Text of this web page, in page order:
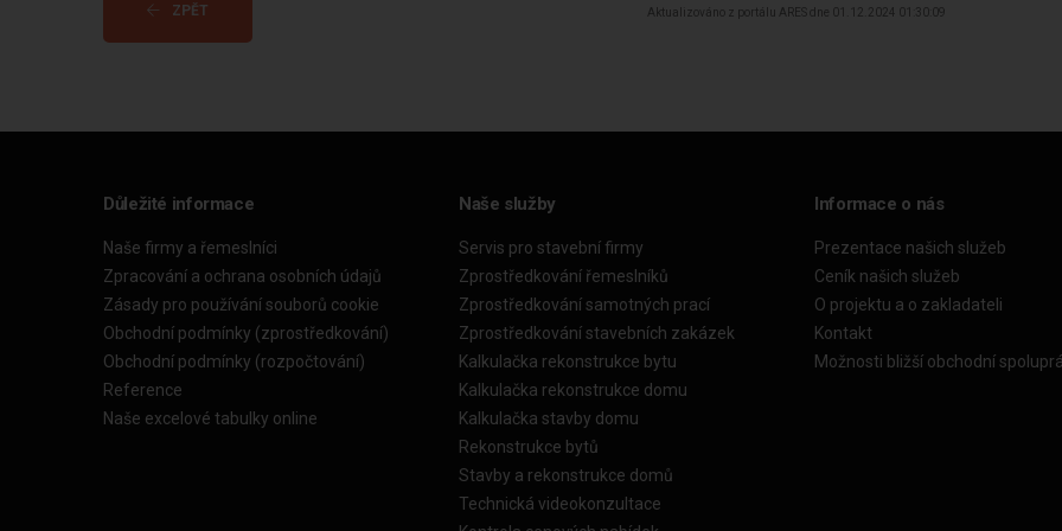
ZPĚT Aktualizováno z portálu ARES dne 01.12.2024 01:30:09
Důležité informace
Naše firmy a řemeslníci
Zpracování a ochrana osobních údajů
Zásady pro používání souborů cookie
Obchodní podmínky (zprostředkování)
Obchodní podmínky (rozpočtování)
Reference
Naše excelové tabulky online
Naše služby
Servis pro stavební firmy
Zprostředkování řemeslníků
Zprostředkování samotných prací
Zprostředkování stavebních zakázek
Kalkulačka rekonstrukce bytu
Kalkulačka rekonstrukce domu
Kalkulačka stavby domu
Rekonstrukce bytů
Stavby a rekonstrukce domů
Technická videokonzultace
Informace o nás
Prezentace našich služeb
Ceník našich služeb
O projektu a o zakladateli
Kontakt
Možnosti bližší obchodní